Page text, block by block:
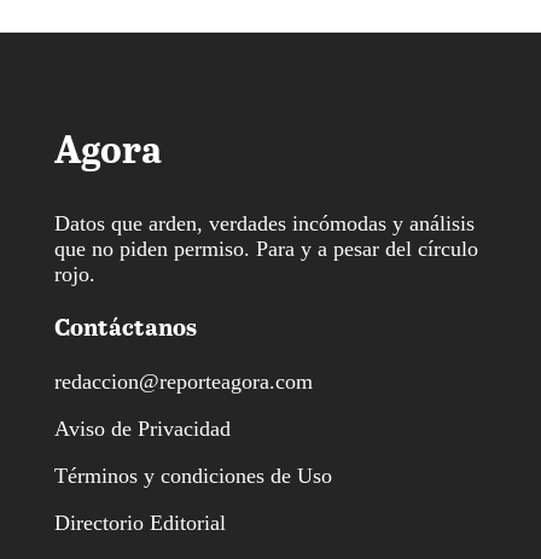
Agora
Datos que arden, verdades incómodas y análisis
que no piden permiso. Para y a pesar del círculo
rojo.
Contáctanos
redaccion@reporteagora.com
Aviso de Privacidad
Términos y condiciones de Uso
Directorio Editorial